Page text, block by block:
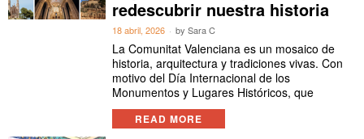
redescubrir nuestra historia
18 abril, 2026 bySara C
La Comunitat Valenciana es un mosaico de
historia, arquitectura y tradiciones vivas. Con
motivo del Día Internacional de los
Monumentos y Lugares Históricos, que
READ MORE